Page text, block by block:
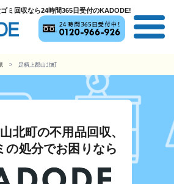
ミ回収なら24時間365日受付のKADODE!
足柄上郡山北町
北町の不用品回収、
の処分でお困りなら